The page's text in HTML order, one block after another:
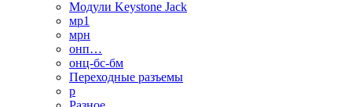
Модули Keystone Jack
мр1
мрн
онп…
онц-бс-бм
Переходные разъемы
р